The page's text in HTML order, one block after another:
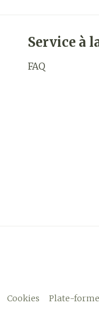
Service à
FAQ
Cookies Plate-forme